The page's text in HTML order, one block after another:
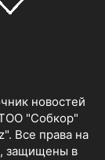
новостей
"Собкор"
Все права на
защищены в